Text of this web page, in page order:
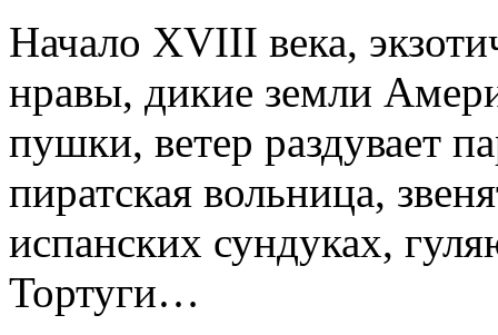
Начало XVIII века,
нравы, дикие земли
пушки, ветер раздувает
пиратская вольница,
испанских сундуках,
Тортуги…